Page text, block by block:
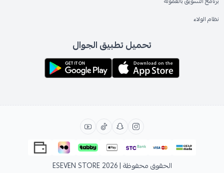
نظام الولاء
تحميل تطبيق الجوال
الحقوق محفوظة | 2026 ESEVEN STORE